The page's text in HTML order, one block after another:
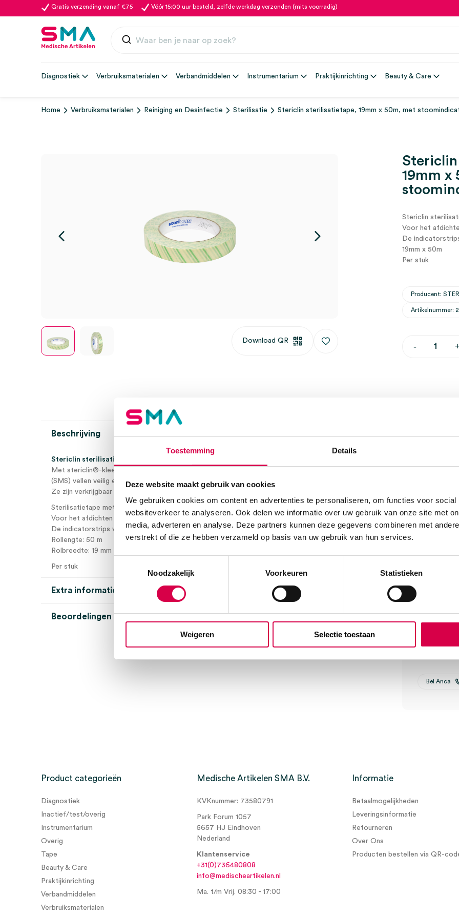
Toestemming Details
Deze website maakt gebruik van cookies
We gebruiken cookies om content en advertenties te personaliseren, om functies voor social
websiteverkeer te analyseren. Ook delen we informatie over uw gebruik van onze site met
media, adverteren en analyse. Deze partners kunnen deze gegevens combineren met
verstrekt of die ze hebben verzameld op basis van uw gebruik van hun services.
Noodzakelijk
Voorkeuren Statistieken
Weigeren Selectie toestaan
Gratis verzending vanaf €75 Vóór 15:00 uur besteld, zelfde werkdag verzonden (mits voorradig)
Diagnostiek Verbruiksmaterialen Verbandmiddelen Instrumentarium Praktijkinrichting Beauty & Care
Home Verbruiksmaterialen Reiniging en Desinfectie Sterilisatie Stericlin sterilisatietape, 19mm x 50m, met
Download QR
19mm x
Stericlin
Voor het
De
19mm x 50m
Per stuk
Producent:
Artikelnummer:
-Stericlin
Beschrijving
Stericlin sterilisatietape, 19mm x 50m, met stoomindicator, per stuk
Met stericlin®-kleefbanden kunnen verpakkingen van crêpe, fleece en polypropyleen
(SMS) vellen veilig en sterilisatiebestendig worden geseald.
Ze zijn verkrijgbaar met of zonder indicatorprint.
Sterilisatietape met stoom indicator (autoclaaf).
Voor het afdichten van sterilisatiezakken.
De indicatorstrips veranderen van kleur.
Rollengte: 50 m
Rolbreedte: 19 mm
Per stuk
Extra informatie
1 stuk
Beoordelingen (0)
Beoordelingen
Op
Geen
We
Vind je
Of
Onze
Bel Anca
Product categorieën
Diagnostiek
Inactief/test/overig
Instrumentarium
Overig
Tape
Beauty & Care
Praktijkinrichting
Verbandmiddelen
Verbruiksmaterialen
Medische Artikelen SMA B.V.
KVKnummer: 73580791
Park Forum 1057
5657 HJ Eindhoven
Nederland
Klantenservice
+31(0)736480808
info@medischeartikelen.nl
Ma. t/m Vrij. 08:30 - 17:00
Informatie
Betaalmogelijkheden
Leveringsinformatie
Retourneren
Over Ons
Producten bestellen via QR-